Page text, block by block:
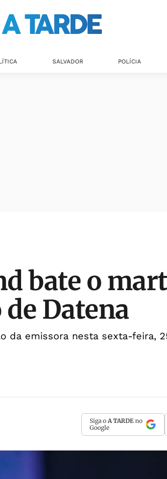
SALVADOR POLÍCIA
bate o
Datena
da emissora nesta sexta-feira,
Siga o A TARDE no
Google